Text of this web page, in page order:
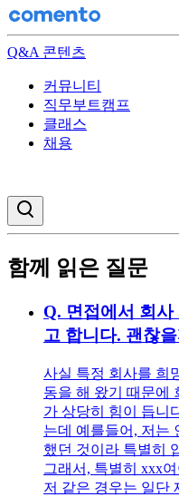
Q&A 콘텐츠
커뮤니티
직무부트캠프
클래스
채용
함께 읽은 질문
Q. 면접에서 회
고 합니다. 괜찮
사실 특정 회사를 희
동을 해 왔기 때문에
가 상당히 힘이 듭니
는데 예를들어, 저는
했던 것이라 특별히
그래서, 특별히 xxx
저 같은 경우는 일단